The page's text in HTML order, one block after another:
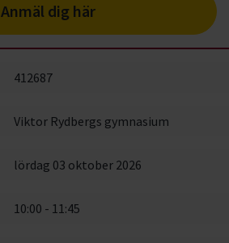
Anmäl dig här
412687
Viktor Rydbergs gymnasium
lördag 03 oktober 2026
10:00 - 11:45